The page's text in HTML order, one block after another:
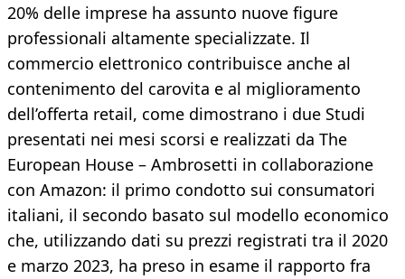
20% delle imprese ha assunto nuove figure
professionali altamente specializzate. Il
commercio elettronico contribuisce anche al
contenimento del carovita e al miglioramento
dell’offerta retail, come dimostrano i due Studi
presentati nei mesi scorsi e realizzati da The
European House – Ambrosetti in collaborazione
con Amazon: il primo condotto sui consumatori
italiani, il secondo basato sul modello economico
che, utilizzando dati su prezzi registrati tra il 2020
e marzo 2023, ha preso in esame il rapporto fra